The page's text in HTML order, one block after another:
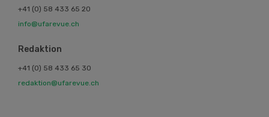
+41 (0) 58 433 65 20
info@ufarevue.ch
Redaktion
+41 (0) 58 433 65 30
redaktion@ufarevue.ch